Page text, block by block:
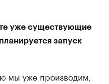
уже существующие
запуск
мы уже производим,